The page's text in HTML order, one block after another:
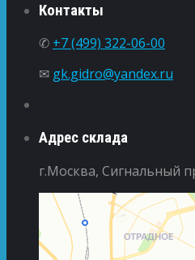
Контакты
✆ +7 (499) 322-06-00
✉ gk.gidro@yandex.ru
Адрес склада
г.Москва, Сигнальный